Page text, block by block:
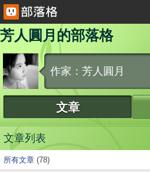
芳人圓月的部落格
作家：芳人圓月
文章
文章列表
所有文章 (78)